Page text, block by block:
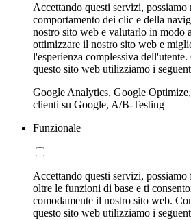
Accettando questi servizi, possiamo
comportamento dei clic e della
nostro sito web e valutarlo in modo
ottimizzare il nostro sito web e
l'esperienza complessiva
questo sito web utilizziamo i
Google Analytics, Google
clienti su Google, A/B-Testing
Funzionale
Accettando questi servizi,
oltre le funzioni di base e ti
comodamente il nostro sito web.
questo sito web utilizziamo i